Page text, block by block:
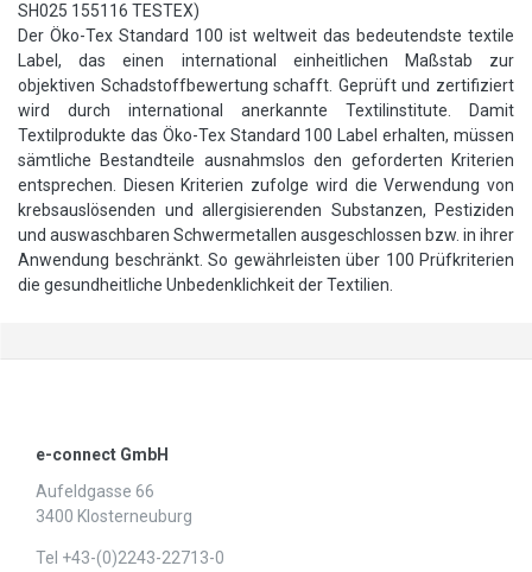
SH025 155116 TESTEX)
Der Öko-Tex Standard 100 ist weltweit das bedeutendste textile
Label, das einen international einheitlichen Maßstab zur
objektiven Schadstoffbewertung schafft. Geprüft und zertifiziert
wird durch international anerkannte Textilinstitute. Damit
Textilprodukte das Öko-Tex Standard 100 Label erhalten, müssen
sämtliche Bestandteile ausnahmslos den geforderten Kriterien
entsprechen. Diesen Kriterien zufolge wird die Verwendung von
krebsauslösenden und allergisierenden Substanzen, Pestiziden
und auswaschbaren Schwermetallen ausgeschlossen bzw. in ihrer
Anwendung beschränkt. So gewährleisten über 100 Prüfkriterien
die gesundheitliche Unbedenklichkeit der Textilien.
e-connect GmbH
Aufeldgasse 66
3400 Klosterneuburg
Tel +43-(0)2243-22713-0